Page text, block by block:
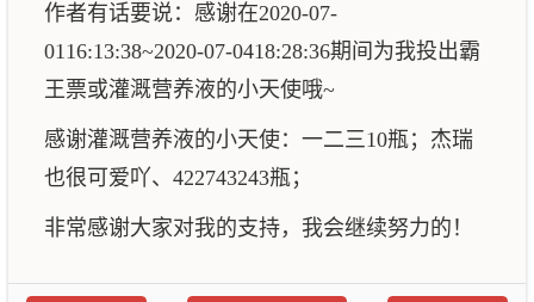
作者有话要说：感谢在2020-07-
0116:13:38~2020-07-0418:28:36期间为我投出霸
王票或灌溉营养液的小天使哦~
感谢灌溉营养液的小天使：一二三10瓶；杰瑞
也很可爱吖、422743243瓶；
非常感谢大家对我的支持，我会继续努力的！